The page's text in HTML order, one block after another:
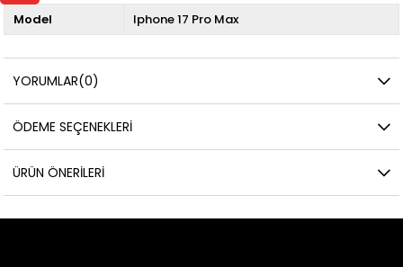
Model Iphone 17 Pro Max
YORUMLAR(0)
ÖDEME SEÇENEKLERI
ÜRÜN ÖNERILERI